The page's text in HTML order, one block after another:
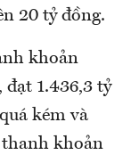
20 tỷ đồng.
khoản
1.436,3 tỷ
kém và
khoản